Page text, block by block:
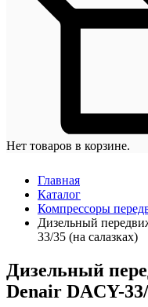
Нет товаров в корзине.
Главная
Каталог
Компрессоры
Дизельный
33/35 (на салазках)
Дизельный
Denair DACY-